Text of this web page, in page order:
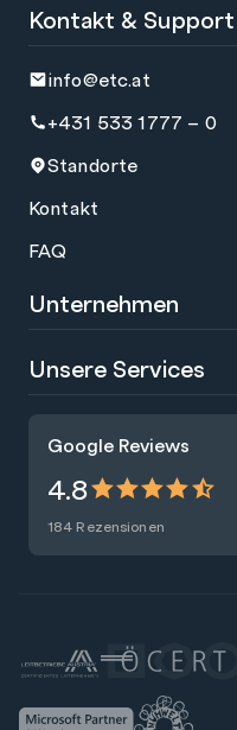
Google Reviews
4.8
184 Rezensionen
Kontakt & Support
info@etc.at
+431 533 1777 – 0
Standorte
Kontakt
FAQ
Unternehmen
Über uns
Presse
Nachhaltigkeit
Blog
Unsere Services
Raummiete